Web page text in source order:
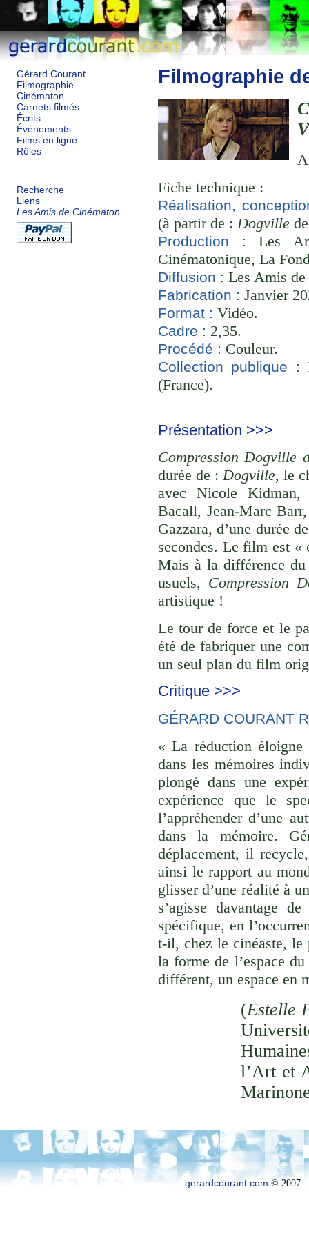
Gérard Courant
Filmographie
Cinématon
Carnets filmés
Écrits
Événements
Films en ligne
Rôles
Recherche
Liens
Les Amis de Cinématon
Filmographie
Fiche technique :
Réalisation,
(à partir de : Dogville
Production :
Les
Cinématonique, La
Diffusion : Les Amis
Fabrication : Janvier
Format : Vidéo.
Cadre : 2,35.
Procédé : Couleur.
Collection publique :
(France).
Présentation >>>
Compression Dogville
durée de :Dogville, le
avec Nicole Kidman,
Bacall, Jean-Marc
Gazzara, d’une durée
secondes. Le film est «
Mais à la différence
usuels, Compression
artistique !
Le tour de force et le
été de fabriquer une
un seul plan du film
Critique >>>
GÉRARD COURANT
« La réduction
dans les mémoires
plongé dans une
expérience que le
l’appréhender d’une
dans la mémoire.
déplacement, il
ainsi le rapport au
glisser d’une réalité à
s’agisse davantage
spécifique, en
t-il, chez le cinéaste, le
la forme de l’espace
différent, un espace en
(Estelle
l’Art et
gerardcourant.com © 2007